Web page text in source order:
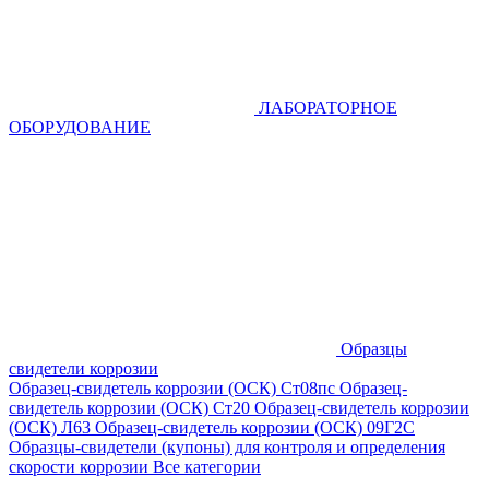
ЛАБОРАТОРНОЕ
ОБОРУДОВАНИЕ
Образцы
свидетели коррозии
Образец-свидетель коррозии (ОСК) Ст08пс Образец-
свидетель коррозии (ОСК) Ст20 Образец-свидетель коррозии
(ОСК) Л63 Образец-свидетель коррозии (ОСК) 09Г2С
Образцы-свидетели (купоны) для контроля и определения
скорости коррозии Все категории